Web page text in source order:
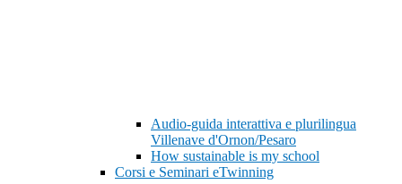
Audio-guida interattiva e plurilingua
Villenave d'Ornon/Pesaro
How sustainable is my school
Corsi e Seminari eTwinning